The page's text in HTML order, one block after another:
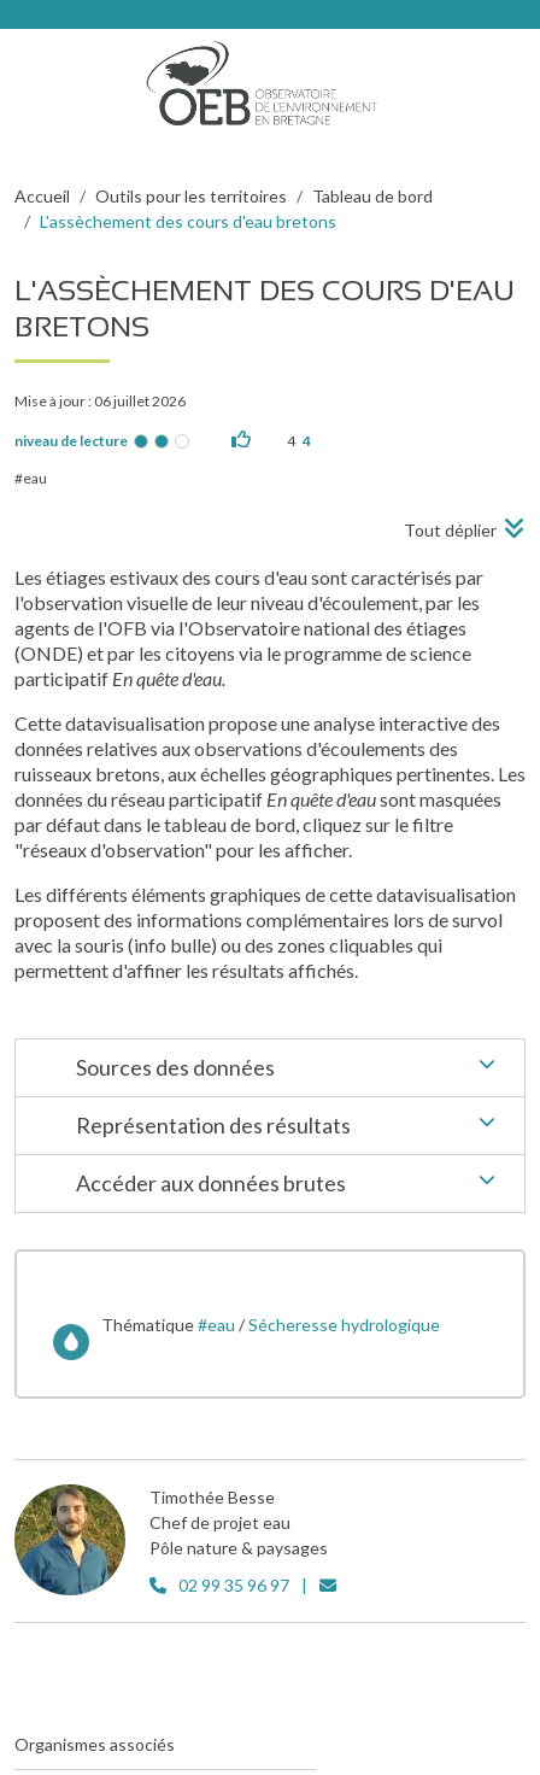
Fil d'Ariane
Accueil Outils pour les territoires
Tableau de bord
L'assèchement des cours d'eau bretons
L'ASSÈCHEMENT DES COURS D'EAU
BRETONS
Mise à jour : 06 juillet 2026
niveau de lecture 4 4
eau
Tout déplier
Les étiages estivaux des cours d'eau sont caractérisés par
l'observation visuelle de leur niveau d'écoulement, par les
agents de l'OFB via l'Observatoire national des étiages
(ONDE) et par les citoyens via le programme de science
participatif En quête d'eau.
Cette datavisualisation propose une analyse interactive des
données relatives aux observations d'écoulements des
ruisseaux bretons, aux échelles géographiques pertinentes. Les
données du réseau participatif En quête d'eausont masquées
par défaut dans le tableau de bord, cliquez sur le filtre
"réseaux d'observation" pour les afficher.
Les différents éléments graphiques de cette datavisualisation
proposent des informations complémentaires lors de survol
avec la souris (info bulle) ou des zones cliquables qui
permettent d'affiner les résultats affichés.
Sources des données
Représentation des résultats
Accéder aux données brutes
Image
Thématique#eau /Sécheresse hydrologique
Timothée Besse
Chef de projet eau
Pôle nature & paysages
02 99 35 96 97
Organismes associés